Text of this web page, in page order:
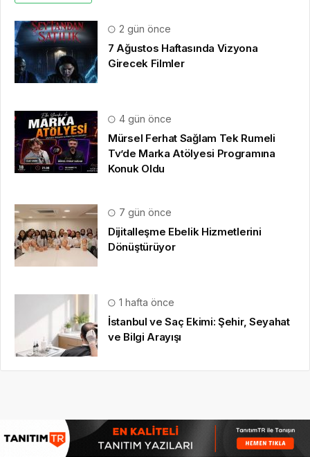
2 gün önce
7 Ağustos Haftasında Vizyona
Girecek Filmler
4 gün önce
Mürsel Ferhat Sağlam Tek Rumeli
Tv’de Marka Atölyesi Programına
Konuk Oldu
7 gün önce
Dijitalleşme Ebelik Hizmetlerini
Dönüştürüyor
1 hafta önce
İstanbul ve Saç Ekimi: Şehir, Seyahat
ve Bilgi Arayışı